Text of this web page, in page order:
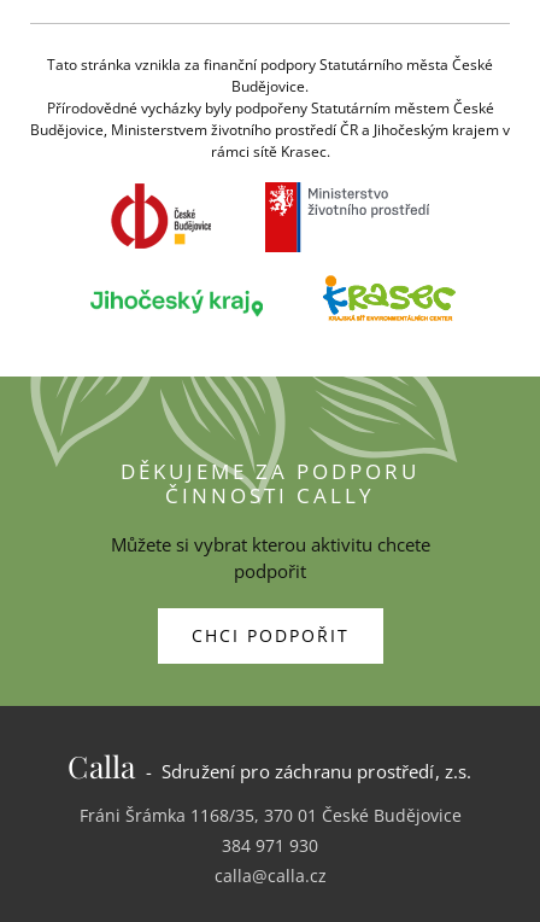
Tato stránka vznikla za finanční podpory Statutárního města České
Budějovice.
Přírodovědné vycházky byly podpořeny Statutárním městem České
Budějovice, Ministerstvem životního prostředí ČR a Jihočeským krajem v
rámci sítě Krasec.
DĚKUJEME ZA PODPORU
ČINNOSTI CALLY
Můžete si vybrat kterou aktivitu chcete
podpořit
CHCI PODPOŘIT
Calla - Sdružení pro záchranu prostředí, z.s.
Fráni Šrámka 1168/35, 370 01 České Budějovice
384 971 930
calla@calla.cz